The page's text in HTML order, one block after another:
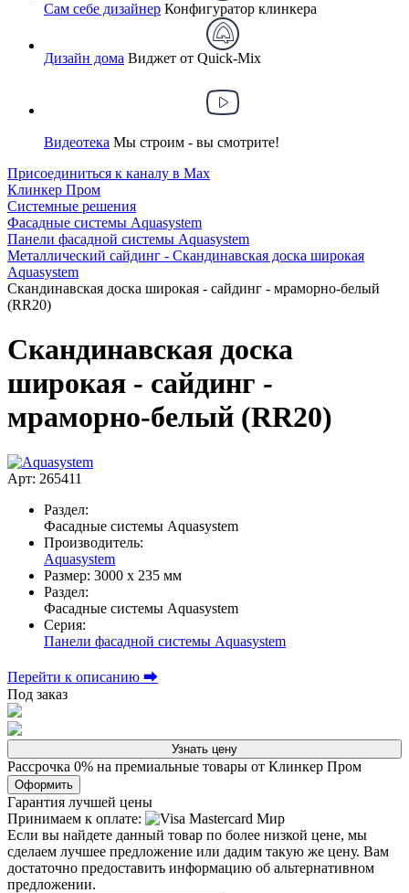
Сам себе дизайнер Конфигуратор клинкера
Дизайн дома Виджет от Quick-Mix
Видеотека Мы строим - вы смотрите!
Присоединиться к каналу в Max
Клинкер Пром
Системные решения
Фасадные системы Aquasystem
Панели фасадной системы Aquasystem
Металлический сайдинг - Скандинавская доска широкая
Aquasystem
Скандинавская доска широкая - сайдинг - мраморно-белый
(RR20)
Скандинавская доска
широкая - сайдинг -
мраморно-белый (RR20)
Арт: 265411
Раздел:
Фасадные системы Aquasystem
Производитель:
Aquasystem
Размер: 3000 х 235 мм
Раздел:
Фасадные системы Aquasystem
Серия:
Панели фасадной системы Aquasystem
Перейти к описанию ⮕
Под заказ
Узнать цену
Рассрочка 0% на премиальные товары от Клинкер Пром
Оформить
Гарантия лучшей цены
Принимаем к оплате:
Если вы найдете данный товар по более низкой цене, мы
сделаем лучшее предложение или дадим такую же цену. Вам
достаточно предоставить информацию об альтернативном
предложении.